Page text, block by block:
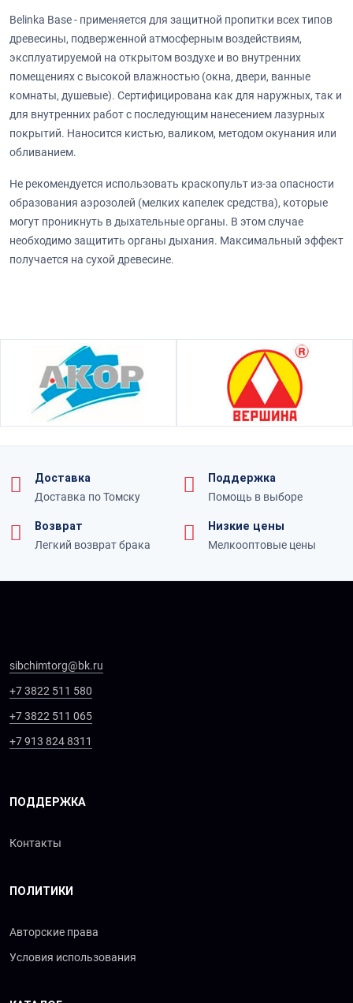
Belinka Base - применяется для защитной пропитки всех типов
древесины, подверженной атмосферным воздействиям,
эксплуатируемой на открытом воздухе и во внутренних
помещениях с высокой влажностью (окна, двери, ванные
комнаты, душевые). Сертифицирована как для наружных, так и
для внутренних работ с последующим нанесением лазурных
покрытий. Наносится кистью, валиком, методом окунания или
обливанием.
Не рекомендуется использовать краскопульт из-за опасности
образования аэрозолей (мелких капелек средства), которые
могут проникнуть в дыхательные органы. В этом случае
необходимо защитить органы дыхания. Максимальный эффект
получается на сухой древесине.
Доставка
Доставка по Томску
Поддержка
Помощь в выборе
Возврат
Легкий возврат брака
Низкие цены
Мелкооптовые цены
sibchimtorg@bk.ru
+7 3822 511 580
+7 3822 511 065
+7 913 824 8311
ПОДДЕРЖКА
Контакты
ПОЛИТИКИ
Авторские права
Условия использования